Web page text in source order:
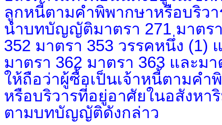
ลูกหนี้ตามคําพิพากษาหรือบริว
นําบทบัญญัติมาตรา 271 มาตร
352 มาตรา 353 วรรคหนึ่ง (1)
มาตรา 362 มาตรา 363 และม
ให้ถือว่าผู้ซื้อเป็นเจ้าหนี้ตามคํ
หรือบริวารที่อยู่อาศัยในอสังห
ตามบทบัญญัติดังกล่าว